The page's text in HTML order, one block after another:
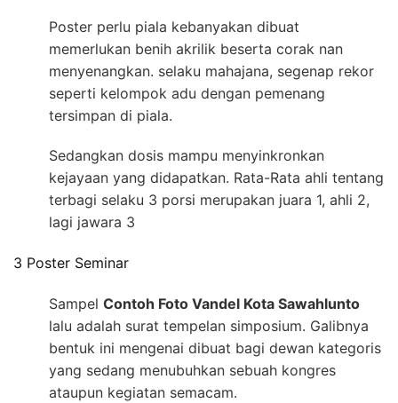
Poster perlu piala kebanyakan dibuat
memerlukan benih akrilik beserta corak nan
menyenangkan. selaku mahajana, segenap rekor
seperti kelompok adu dengan pemenang
tersimpan di piala.
Sedangkan dosis mampu menyinkronkan
kejayaan yang didapatkan. Rata-Rata ahli tentang
terbagi selaku 3 porsi merupakan juara 1, ahli 2,
lagi jawara 3
3 Poster Seminar
Sampel Contoh Foto Vandel Kota Sawahlunto
lalu adalah surat tempelan simposium. Galibnya
bentuk ini mengenai dibuat bagi dewan kategoris
yang sedang menubuhkan sebuah kongres
ataupun kegiatan semacam.